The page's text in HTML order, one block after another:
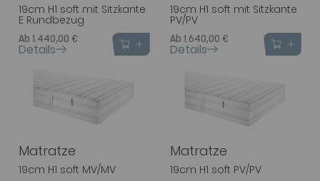
19cm H1 soft mit Sitzkante
E Rundbezug
Ab 1.440,00 €
Details
19cm H1 soft mit Sitzkante
PV/PV
Ab 1.640,00 €
Details
Matratze
19cm H1 soft MV/MV
Matratze
19cm H1 soft PV/PV